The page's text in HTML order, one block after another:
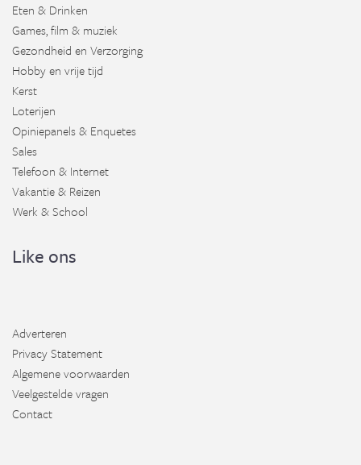
Eten & Drinken
Games, film & muziek
Gezondheid en Verzorging
Hobby en vrije tijd
Kerst
Loterijen
Opiniepanels & Enquetes
Sales
Telefoon & Internet
Vakantie & Reizen
Werk & School
Like ons
Adverteren
Privacy Statement
Algemene voorwaarden
Veelgestelde vragen
Contact